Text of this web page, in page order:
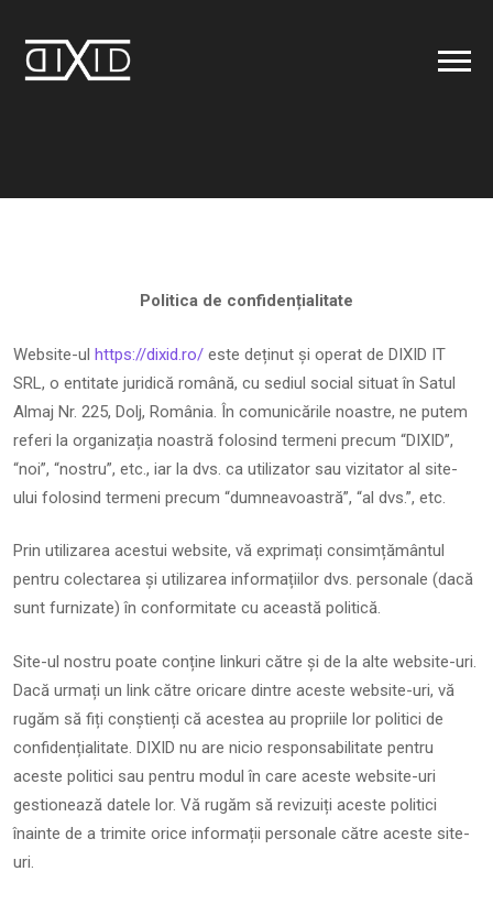
Politica de confidențialitate
Website-ul https://dixid.ro/ este deținut și operat de DIXID IT
SRL, o entitate juridică română, cu sediul social situat în Satul
Almaj Nr. 225, Dolj, România. În comunicările noastre, ne putem
referi la organizația noastră folosind termeni precum “DIXID”,
“noi”, “nostru”, etc., iar la dvs. ca utilizator sau vizitator al site-
ului folosind termeni precum “dumneavoastră”, “al dvs.”, etc.
Prin utilizarea acestui website, vă exprimați consimțământul
pentru colectarea și utilizarea informațiilor dvs. personale (dacă
sunt furnizate) în conformitate cu această politică.
Site-ul nostru poate conține linkuri către și de la alte website-uri.
Dacă urmați un link către oricare dintre aceste website-uri, vă
rugăm să fiți conștienți că acestea au propriile lor politici de
confidențialitate. DIXID nu are nicio responsabilitate pentru
aceste politici sau pentru modul în care aceste website-uri
gestionează datele lor. Vă rugăm să revizuiți aceste politici
înainte de a trimite orice informații personale către aceste site-
uri.